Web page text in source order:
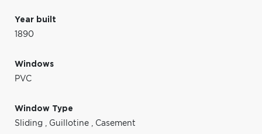
Year built
1890
Windows
PVC
Window Type
Sliding , Guillotine , Casement